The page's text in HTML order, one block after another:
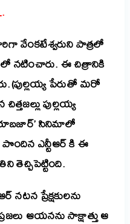
వేంకటేశ్వరుని పాత్రలో
నటించారు. ఈ చిత్రానికి
పుల్లయ్యపేరుతోమరో
చిత్తజల్లుపుల్లయ్య
సినిమాలో
పొందిన ఎన్టీఆర్ కి ఈ
తెచ్చిపెట్టింది.
ప్రేక్షకులను
ఆయనను సాక్షాత్తు ఆ